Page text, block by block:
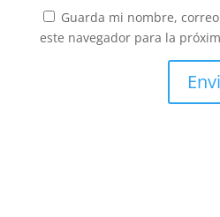
Guarda mi nombre,
este navegador para la